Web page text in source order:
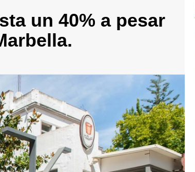
un 40% a pesar